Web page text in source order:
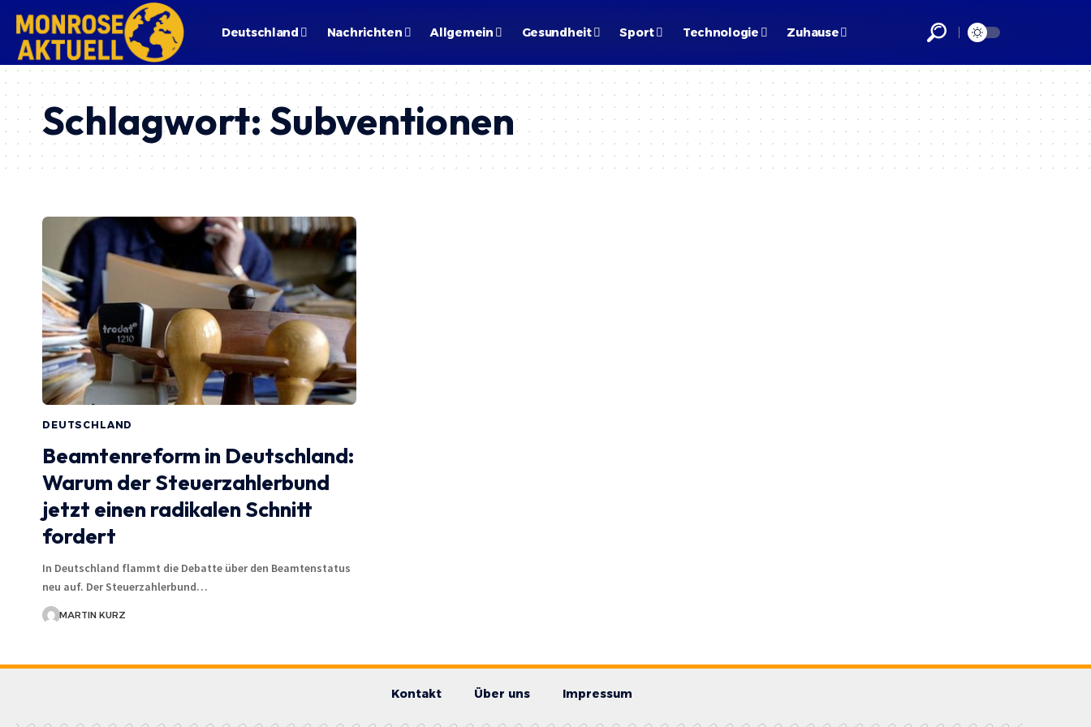
Deutschland Nachrichten Allgemein Gesundheit Sport Technologie Zuhause
Schlagwort:Subventionen
DEUTSCHLAND
Beamtenreform in Deutschland:
Warum der Steuerzahlerbund
jetzt einen radikalen Schnitt
fordert
In Deutschland flammt die Debatte über den Beamtenstatus
neu auf. Der Steuerzahlerbund…
MARTIN KURZ
Kontakt Über uns Impressum